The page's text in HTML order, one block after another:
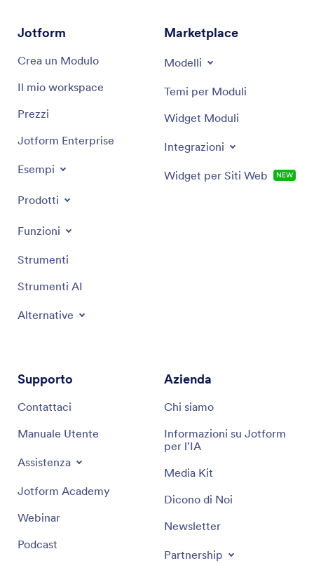
Jotform
Crea un Modulo
Il mio workspace
Prezzi
Jotform Enterprise
Esempi
Prodotti
Funzioni
Strumenti
Strumenti AI
Alternative
Marketplace
Modelli
Temi per Moduli
Widget Moduli
Integrazioni
Widget per Siti Web NEW
Supporto
Contattaci
Manuale Utente
Assistenza
Jotform Academy
Webinar
Podcast
Azienda
Chi siamo
Informazioni su Jotform
per l'IA
Media Kit
Dicono di Noi
Newsletter
Partnership